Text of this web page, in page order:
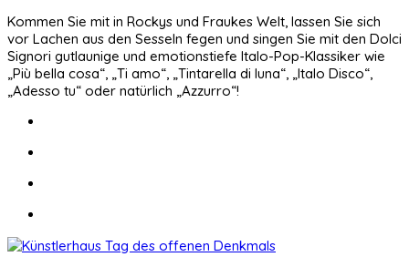
Kommen Sie mit in Rockys und Fraukes Welt, lassen Sie sich
vor Lachen aus den Sesseln fegen und singen Sie mit den Dolci
Signori gutlaunige und emotionstiefe Italo-Pop-Klassiker wie
„Più bella cosa“, „Ti amo“, „Tintarella di luna“, „Italo Disco“,
„Adesso tu“ oder natürlich „Azzurro“!